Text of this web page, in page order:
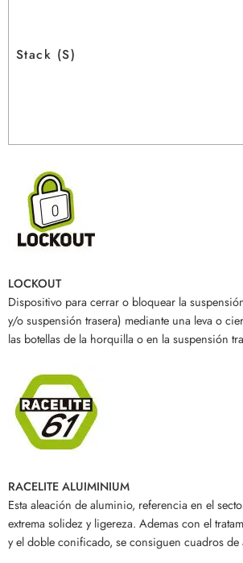
Stack (S)
LOCKOUT
Dispositivo para cerrar o bloquear la
y/o suspensión trasera) mediante una leva o
las botellas de la horquilla o en la suspensión
RACELITE ALUIMINIUM
Esta aleación de aluminio, referencia en el
extrema solidez y ligereza. Ademas con el
y el doble conificado, se consiguen cuadros de